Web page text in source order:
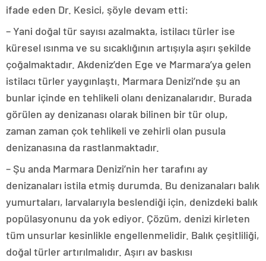
ifade eden Dr. Kesici, şöyle devam etti:
– Yani doğal tür sayısı azalmakta, istilacı türler ise
küresel ısınma ve su sıcaklığının artışıyla aşırı şekilde
çoğalmaktadır. Akdeniz’den Ege ve Marmara’ya gelen
istilacı türler yaygınlaştı. Marmara Denizi’nde şu an
bunlar içinde en tehlikeli olanı denizanalarıdır. Burada
görülen ay denizanası olarak bilinen bir tür olup,
zaman zaman çok tehlikeli ve zehirli olan pusula
denizanasına da rastlanmaktadır.
– Şu anda Marmara Denizi’nin her tarafını ay
denizanaları istila etmiş durumda. Bu denizanaları balık
yumurtaları, larvalarıyla beslendiği için, denizdeki balık
popülasyonunu da yok ediyor. Çözüm, denizi kirleten
tüm unsurlar kesinlikle engellenmelidir. Balık çeşitliliği,
doğal türler artırılmalıdır. Aşırı av baskısı